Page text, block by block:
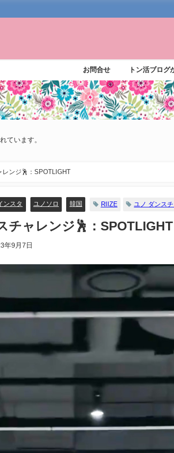
お問合せ トン活ブログ
ています。
ンジ🕺：SPOTLIGHT
ンスタ ユノソロ 韓国 RIIZE ユノ ダンス
チャレンジ🕺：SPOTLIGHT
年9月7日